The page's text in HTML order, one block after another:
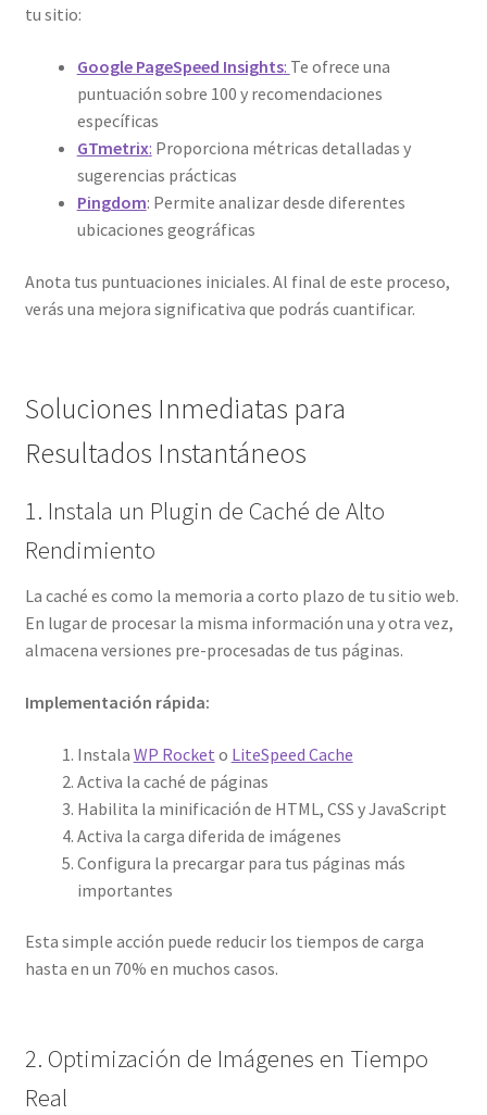
tu sitio:
Google PageSpeed Insights: Te ofrece una
puntuación sobre 100 y recomendaciones
específicas
GTmetrix: Proporciona métricas detalladas y
sugerencias prácticas
Pingdom: Permite analizar desde diferentes
ubicaciones geográficas
Anota tus puntuaciones iniciales. Al final de este proceso,
verás una mejora significativa que podrás cuantificar.
Soluciones Inmediatas para
Resultados Instantáneos
1. Instala un Plugin de Caché de Alto
Rendimiento
La caché es como la memoria a corto plazo de tu sitio web.
En lugar de procesar la misma información una y otra vez,
almacena versiones pre-procesadas de tus páginas.
Implementación rápida:
Instala WP Rocket o LiteSpeed Cache
Activa la caché de páginas
Habilita la minificación de HTML, CSS y JavaScript
Activa la carga diferida de imágenes
Configura la precargar para tus páginas más
importantes
Esta simple acción puede reducir los tiempos de carga
hasta en un 70% en muchos casos.
2. Optimización de Imágenes en Tiempo
Real